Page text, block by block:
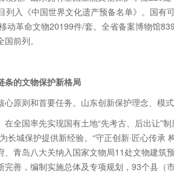
列入《中国世界文化遗产预备名单》。国
动革命文物20199件/套。全省备案博物馆
前列。
条的文物保护新格局
原则和首要任务。山东创新保护理念、模
全国率先实现国有土地“先考古、后出让”
长城保护提供新经验。“守正创新·匠心传
、青岛八大关纳入国家文物局11处文物建
完善，编制实施总体及专项规划，93个县